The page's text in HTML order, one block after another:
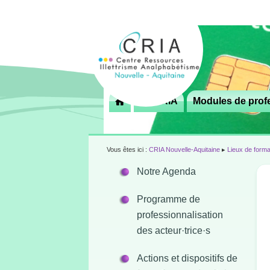
principal Le CRIA Modules de
Vous êtes ici : CRIA Nouvelle-Aquitaine ▸ Lieux de
Notre Agenda
Programme de
professionnalisation
des acteur·trice·s
Actions et dispositifs de